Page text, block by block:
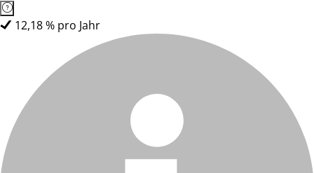
12,18 % pro Jahr